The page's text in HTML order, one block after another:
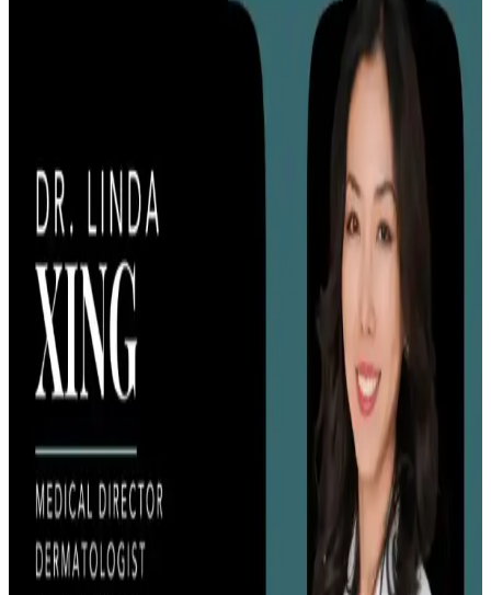
Sülfür sabunu, özellikle mantar kaynaklı sırt aknesinde etkili bir
tedavi seçeneği olarak öne çıkıyor. Kullanım sıklığı ve nemlendirme
Göğüs Bölgesinde Akne ve Cilt Lekeleri: Nedenleri,
Tedavi Yöntemleri ve Bakım Önerileri
folikülit, ter birikimi ve kozmetik ürünler yer alır. Doğru bakım ve
dermatolojik tedavi ile sorunlar kontrol altına alınabilir.
Curel Yoğun Nemlendirici Krem: Hassas ve Sorunlu
Ciltler İçin Etkili Nemlendirme Çözümü
Curel yoğun nemlendirici krem, hassas ve kuru ciltler için kokusuz,
hızlı emilen bir nemlendirme sunar. Kullanıcılar kuruluk ve
pürüzlerde iyileşme gözlemlerken, bazı ciltlerde olumsuz
reaksiyonlar görülebilir.
Akne Ağrısını Azaltmak İçin Dermatolojik Tedavi ve
Akne ağrısını azaltmak için dermatolojik tedavi, uygun cilt bakımı
ve yaşam tarzı değişiklikleri önemlidir. Uzman kontrolünde
uygulanan yöntemler ağrılı aknelerin iyileşmesini sağlar.
Akne Nedenleri ve Etkili Bakım: Hormonal, Genetik
ve Çevresel Faktörlerin Rolü